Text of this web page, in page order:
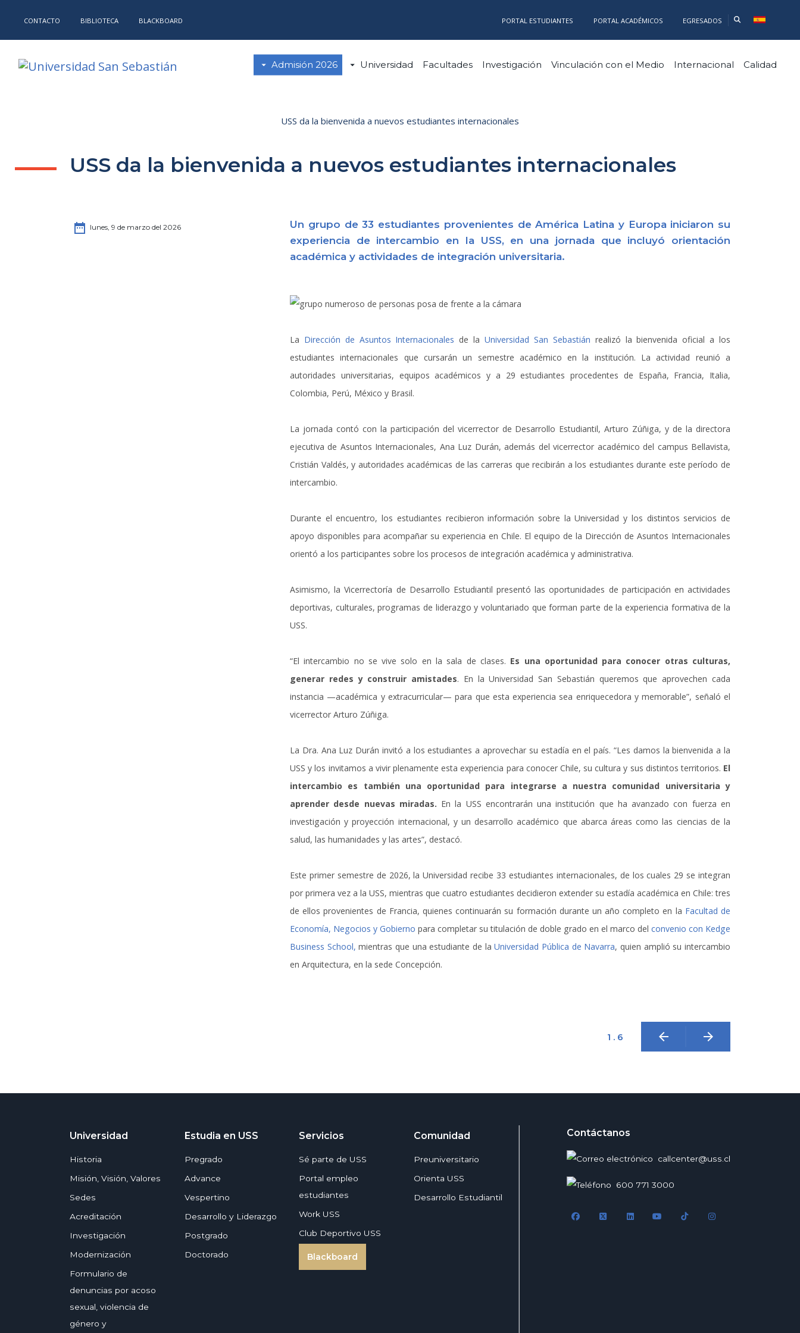
CONTACTO BIBLIOTECA BLACKBOARD PORTAL ESTUDIANTES PORTAL ACADÉMICOS EGRESADOS
Admisión 2026 Universidad Facultades Investigación Vinculación con el Medio Internacional Calidad
USS da la bienvenida a nuevos estudiantes internacionales
USS da la bienvenida a nuevos estudiantes internacionales
date_range lunes, 9 de marzo del 2026
Un grupo de 33 estudiantes provenientes de América Latina y Europa iniciaron su
experiencia de intercambio en la USS, en una jornada que incluyó orientación
académica y actividades de integración universitaria.
La Dirección de Asuntos Internacionales de laUniversidad San Sebastián realizó la bienvenida oficial a los
estudiantes internacionales que cursarán un semestre académico en la institución. La actividad reunió a
autoridades universitarias, equipos académicos y a 29 estudiantes procedentes de España, Francia, Italia,
Colombia, Perú, México y Brasil.
La jornada contó con la participación del vicerrector de Desarrollo Estudiantil, Arturo Zúñiga, y de la directora
ejecutiva de Asuntos Internacionales, Ana Luz Durán, además del vicerrector académico del campus Bellavista,
Cristián Valdés, y autoridades académicas de las carreras que recibirán a los estudiantes durante este período de
intercambio.
Durante el encuentro, los estudiantes recibieron información sobre la Universidad y los distintos servicios de
apoyo disponibles para acompañar su experiencia en Chile. El equipo de la Dirección de Asuntos Internacionales
orientó a los participantes sobre los procesos de integración académica y administrativa.
Asimismo, la Vicerrectoría de Desarrollo Estudiantil presentó las oportunidades de participación en actividades
deportivas, culturales, programas de liderazgo y voluntariado que forman parte de la experiencia formativa de la
USS.
“El intercambio no se vive solo en la sala de clases. Es una oportunidad para conocer otras culturas,
generar redes y construir amistades. En la Universidad San Sebastián queremos que aprovechen cada
instancia —académica y extracurricular— para que esta experiencia sea enriquecedora y memorable”, señaló el
vicerrector Arturo Zúñiga.
La Dra. Ana Luz Durán invitó a los estudiantes a aprovechar su estadía en el país. “Les damos la bienvenida a la
USS y los invitamos a vivir plenamente esta experiencia para conocer Chile, su cultura y sus distintos territorios. El
intercambio es también una oportunidad para integrarse a nuestra comunidad universitaria y
aprender desde nuevas miradas. En la USS encontrarán una institución que ha avanzado con fuerza en
investigación y proyección internacional, y un desarrollo académico que abarca áreas como las ciencias de la
salud, las humanidades y las artes”, destacó.
Este primer semestre de 2026, la Universidad recibe 33 estudiantes internacionales, de los cuales 29 se integran
por primera vez a la USS, mientras que cuatro estudiantes decidieron extender su estadía académica en Chile: tres
de ellos provenientes de Francia, quienes continuarán su formación durante un año completo en la Facultad de
Economía, Negocios y Gobierno para completar su titulación de doble grado en el marco del convenio con Kedge
Business School, mientras que una estudiante de laUniversidad Pública de Navarra, quien amplió su intercambio
en Arquitectura, en la sede Concepción.
1 . 6 arrow_back arrow_forward
Universidad
Historia
Misión, Visión, Valores
Sedes
Acreditación
Investigación
Modernización
Formulario de
denuncias por acoso
sexual, violencia de
género y
Estudia en USS
Pregrado
Advance
Vespertino
Desarrollo y Liderazgo
Postgrado
Doctorado
Servicios
Sé parte de USS
Portal empleo
estudiantes
Work USS
Club Deportivo USS
Blackboard
Comunidad
Preuniversitario
Orienta USS
Desarrollo Estudiantil
Contáctanos
callcenter@uss.cl
600 771 3000